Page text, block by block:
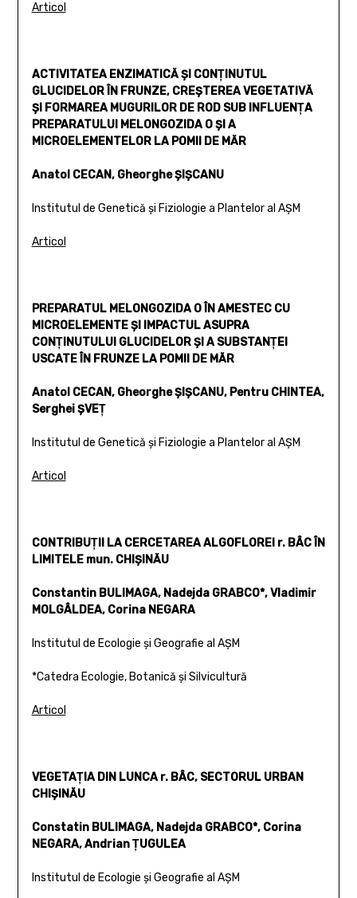
Articol
ACTIVITATEA ENZIMATICĂ ŞI CONŢINUTUL
GLUCIDELOR ÎN FRUNZE, CREŞTEREA VEGETATIVĂ
ŞI FORMAREA MUGURILOR DE ROD SUB INFLUENŢA
PREPARATULUI MELONGOZIDA O ŞI A
MICROELEMENTELOR LA POMII DE MĂR
Anatol CECAN, Gheorghe ŞIŞCANU
Institutul de Genetică şi Fiziologie a Plantelor al AŞM
Articol
PREPARATUL MELONGOZIDA O ÎN AMESTEC CU
MICROELEMENTE ŞI IMPACTUL ASUPRA
CONŢINUTULUI GLUCIDELOR ŞI A SUBSTANŢEI
USCATE ÎN FRUNZE LA POMII DE MĂR
Anatol CECAN, Gheorghe ŞIŞCANU, Pentru CHINTEA,
Serghei ŞVEŢ
Institutul de Genetică şi Fiziologie a Plantelor al AŞM
Articol
CONTRIBUŢII LA CERCETAREA ALGOFLOREI r. BÂC ÎN
LIMITELE mun. CHIŞINĂU
Constantin BULIMAGA, Nadejda GRABCO*, Vladimir
MOLGÂLDEA, Corina NEGARA
Institutul de Ecologie şi Geografie al AŞM
*Catedra Ecologie, Botanică şi Silvicultură
Articol
VEGETAŢIA DIN LUNCA r. BÂC, SECTORUL URBAN
CHIŞINĂU
Constatin BULIMAGA, Nadejda GRABCO*, Corina
NEGARA, Andrian ŢUGULEA
Institutul de Ecologie şi Geografie al AŞM